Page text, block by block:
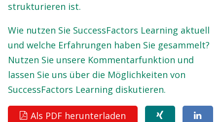
strukturieren ist.
Wie nutzen Sie SuccessFactors Learning aktuell
und welche Erfahrungen haben Sie gesammelt?
Nutzen Sie unsere Kommentarfunktion und
lassen Sie uns über die Möglichkeiten von
SuccessFactors Learning diskutieren.
Als PDF herunterladen